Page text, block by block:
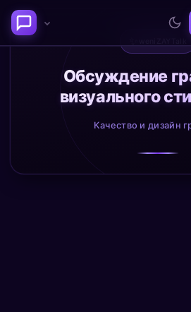
Последние темы
Философия сознания:
где граница между "я" и
Обсуждение
визуального
Качество и дизайн